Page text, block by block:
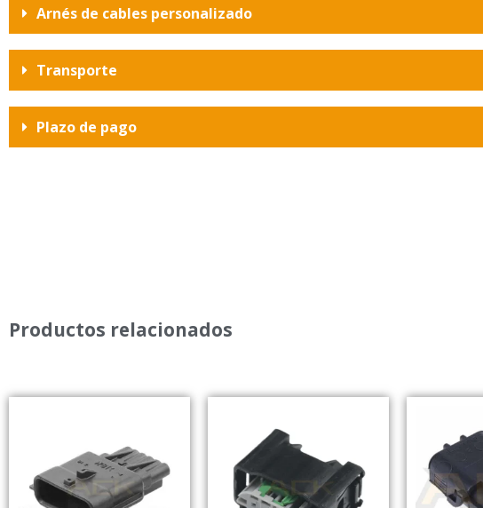
Arnés de cables personalizado
Transporte
Plazo de pago
Productos relacionados